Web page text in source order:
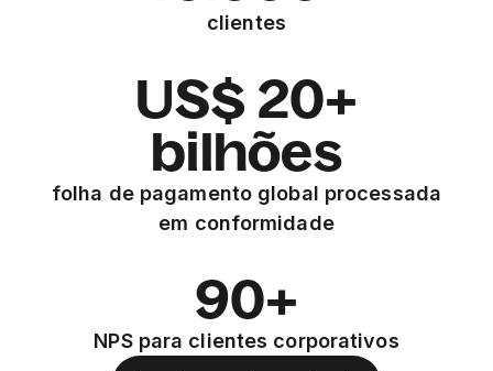
clientes
US$ 20+
bilhões
folha de pagamento global processada
em conformidade
90+
NPS para clientes corporativos